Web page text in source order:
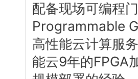
MCP组件
聚合优质工具与MCP服务
百度搜索
25年搜索沉淀，权威高质多模态信源
智能应用 行业应用
视频云平台 企业服务
地图服务
配备现场可编程
Programmable
高性能云计算服
能云9年的FPGA